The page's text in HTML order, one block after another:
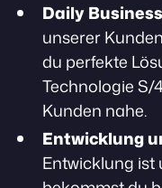
Daily Business
unserer
du perfekte
Technologie S/
Kunden nahe.
Entwicklung
Entwicklung ist